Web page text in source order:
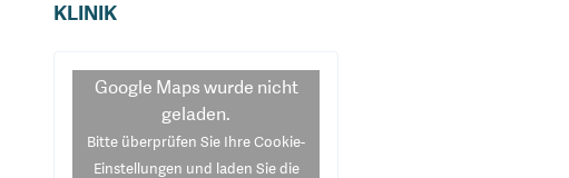
KLINIK
Google Maps wurde nicht
geladen.
Bitte überprüfen Sie Ihre Cookie-
Einstellungen und laden Sie die